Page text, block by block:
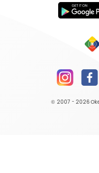
© 2007 - 2026